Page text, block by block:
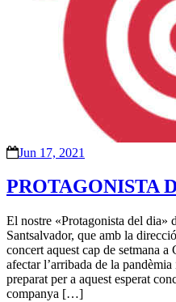
Jun 17, 2021
PROTAGONISTA
El nostre «Protagonista del dia»
Santsalvador, que amb la
concert aquest cap de setmana
afectar l’arribada de la
preparat per a aquest esperat
companya […]